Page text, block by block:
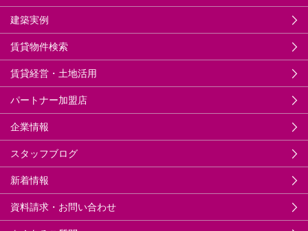
建築実例
賃貸物件検索
賃貸経営・土地活用
パートナー加盟店
企業情報
スタッフブログ
新着情報
資料請求・お問い合わせ